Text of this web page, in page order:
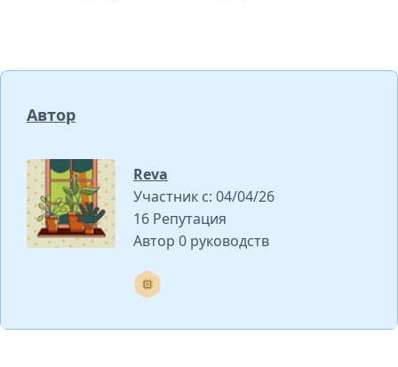
Автор
Reva
Участник с: 04/04/26
16 Репутация
Автор 0 руководств